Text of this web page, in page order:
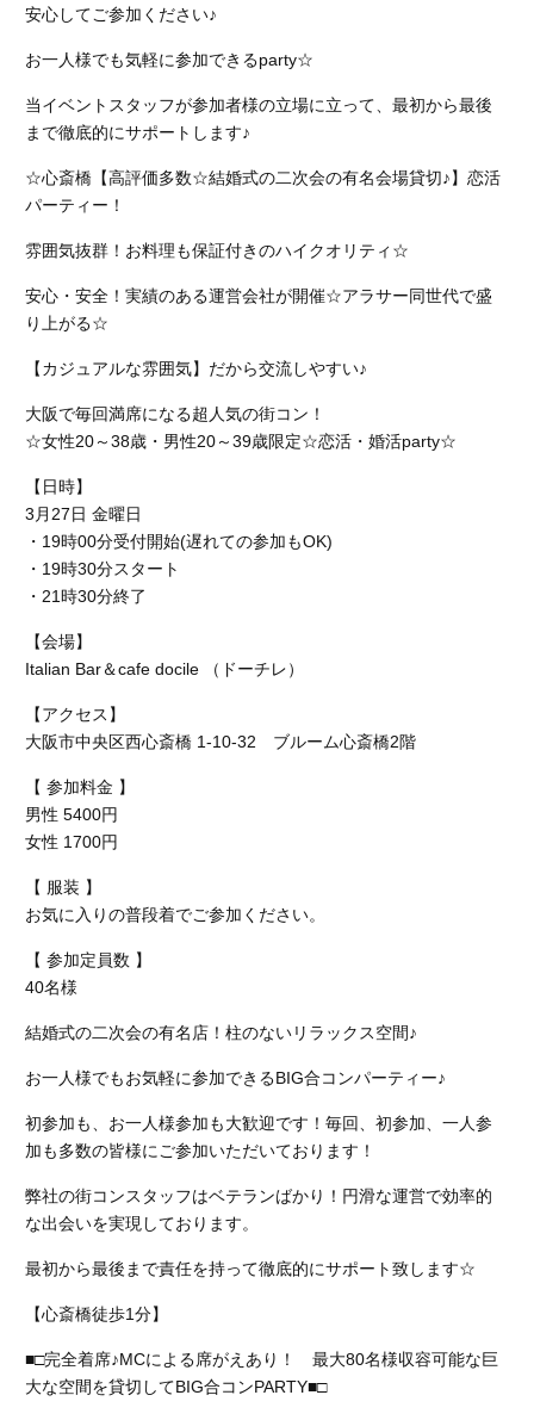
安心してご参加ください♪
お一人様でも気軽に参加できるparty☆
当イベントスタッフが参加者様の立場に立って、最初から最後
まで徹底的にサポートします♪
☆心斎橋【高評価多数☆結婚式の二次会の有名会場貸切♪】恋活
パーティー！
雰囲気抜群！お料理も保証付きのハイクオリティ☆
安心・安全！実績のある運営会社が開催☆アラサー同世代で盛
り上がる☆
【カジュアルな雰囲気】だから交流しやすい♪
大阪で毎回満席になる超人気の街コン！
☆女性20～38歳・男性20～39歳限定☆恋活・婚活party☆
【日時】
3月27日 金曜日
・19時00分受付開始(遅れての参加もOK)
・19時30分スタート
・21時30分終了
【会場】
Italian Bar＆cafe docile （ドーチレ）
【アクセス】
大阪市中央区西心斎橋 1-10-32 ブルーム心斎橋2階
【 参加料金 】
男性 5400円
女性 1700円
【 服装 】
お気に入りの普段着でご参加ください。
【 参加定員数 】
40名様
結婚式の二次会の有名店！柱のないリラックス空間♪
お一人様でもお気軽に参加できるBIG合コンパーティー♪
初参加も、お一人様参加も大歓迎です！毎回、初参加、一人参
加も多数の皆様にご参加いただいております！
弊社の街コンスタッフはベテランばかり！円滑な運営で効率的
な出会いを実現しております。
最初から最後まで責任を持って徹底的にサポート致します☆
【心斎橋徒歩1分】
■□完全着席♪MCによる席がえあり！ 最大80名様収容可能な巨
大な空間を貸切してBIG合コンPARTY■□